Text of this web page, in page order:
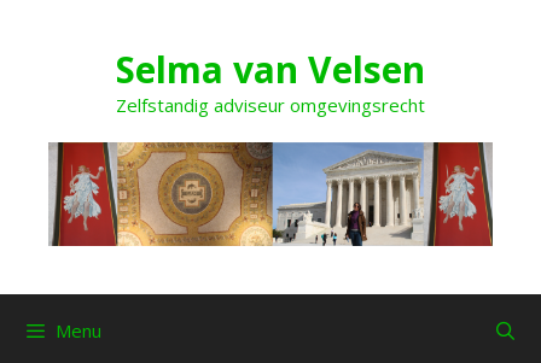
Selma van Velsen
Zelfstandig adviseur omgevingsrecht
Menu